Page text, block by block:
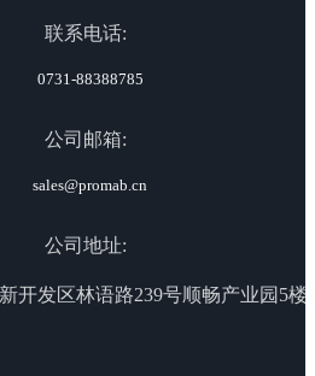
联系电话:
0731-88388785
公司邮箱:
sales@promab.cn
公司地址:
开发区林语路239号顺畅产业园5楼